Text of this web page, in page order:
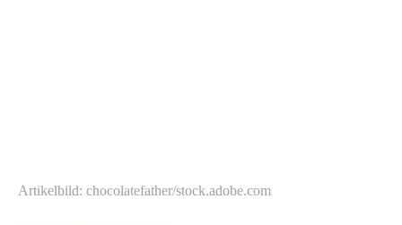
Artikelbild: chocolatefather/stock.adobe.com